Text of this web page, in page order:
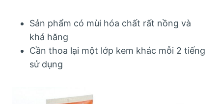
Sản phẩm có mùi hóa chất rất nồng và
khá hăng
Cần thoa lại một lớp kem khác mỗi 2 tiếng
sử dụng